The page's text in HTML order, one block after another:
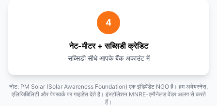
4
नेट-मीटर + सब्सिडी क्रेडिट
सब्सिडी सीधे आपके बैंक अकाउंट में
नोट: PM Solar (Solar Awareness Foundation) एक इंडिपेंडेंट NGO है। हम अवेयरनेस,
एलिजिबिलिटी और पेपरवर्क पर गाइडेंस देते हैं। इंस्टॉलेशन MNRE-एम्पैनेलड वेंडर अलग से करते
हैं।